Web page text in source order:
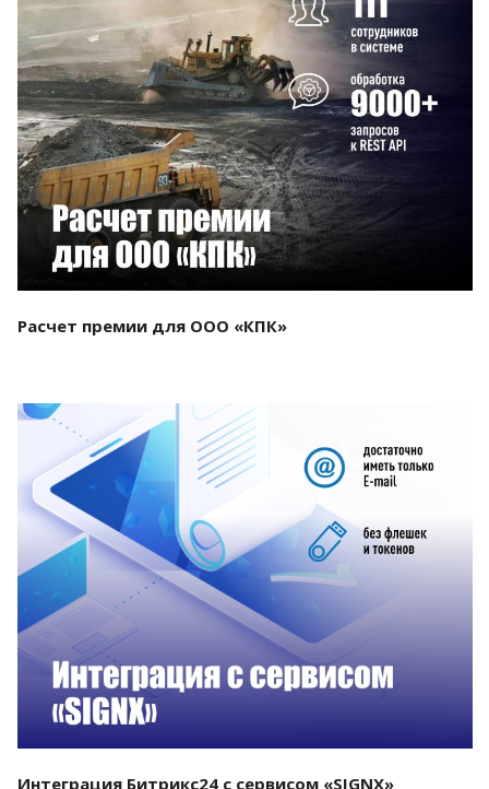
Смотреть проект
Расчет премии для ООО «КПК»
Смотреть проект
Интеграция Битрикс24 с сервисом «SIGNX»